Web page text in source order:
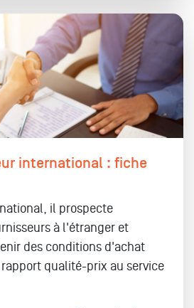
international : fiche
il prospecte
à l'étranger et
des conditions d'achat
qualité-prix au service